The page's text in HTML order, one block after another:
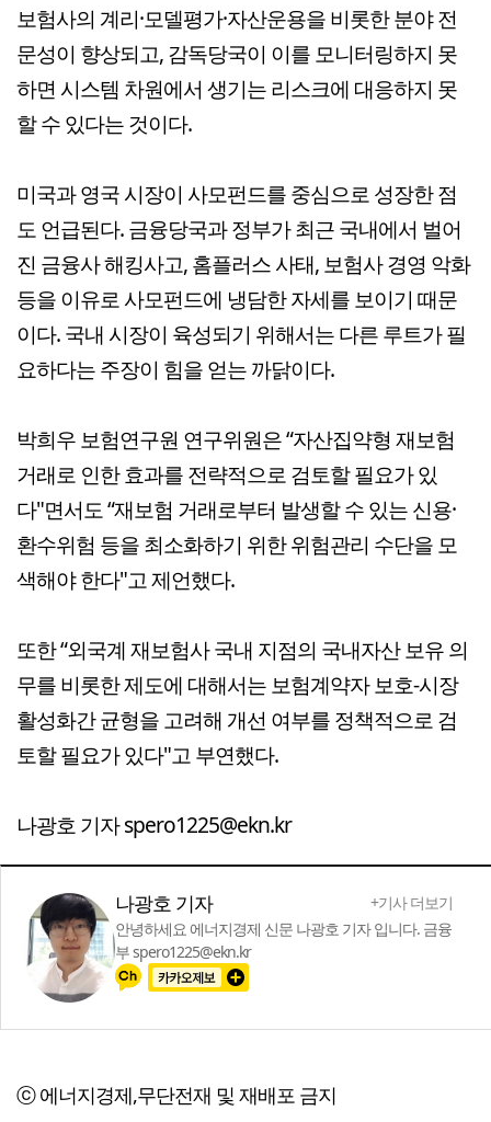
보험사의 계리·모델평가·자산운용을 비롯한 분야 전
문성이 향상되고, 감독당국이 이를 모니터링하지 못
하면 시스템 차원에서 생기는 리스크에 대응하지 못
할 수 있다는 것이다.
미국과 영국 시장이 사모펀드를 중심으로 성장한 점
도 언급된다. 금융당국과 정부가 최근 국내에서 벌어
진 금융사 해킹사고, 홈플러스 사태, 보험사 경영 악화
등을 이유로 사모펀드에 냉담한 자세를 보이기 때문
이다. 국내 시장이 육성되기 위해서는 다른 루트가 필
요하다는 주장이 힘을 얻는 까닭이다.
박희우 보험연구원 연구위원은 “자산집약형 재보험
거래로 인한 효과를 전략적으로 검토할 필요가 있
다"면서도 “재보험 거래로부터 발생할 수 있는 신용·
환수위험 등을 최소화하기 위한 위험관리 수단을 모
색해야 한다"고 제언했다.
또한 “외국계 재보험사 국내 지점의 국내자산 보유 의
무를 비롯한 제도에 대해서는 보험계약자 보호-시장
활성화간 균형을 고려해 개선 여부를 정책적으로 검
토할 필요가 있다"고 부연했다.
나광호 기자 spero1225@ekn.kr
나광호 기자
+기사 더보기
안녕하세요 에너지경제 신문 나광호 기자 입니다. 금융
부 spero1225@ekn.kr
ⓒ 에너지경제,무단전재 및 재배포 금지